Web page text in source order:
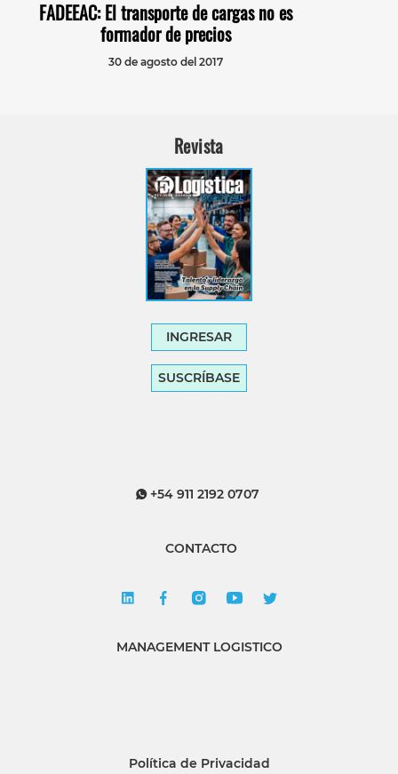
FADEEAC: El transporte de cargas no es
formador de precios
30 de agosto del 2017
Revista
INGRESAR
SUSCRÍBASE
+54 911 2192 0707
CONTACTO
MANAGEMENT LOGISTICO
Política de Privacidad